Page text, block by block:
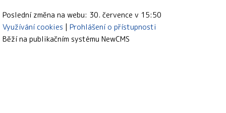
Poslední změna na webu: 30. července v 15:50
Využívání cookies
Prohlášení o přístupnosti
Běží na publikačním systému NewCMS